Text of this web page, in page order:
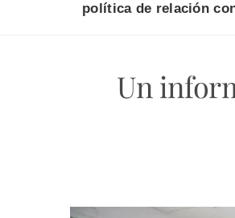
política de relación
Un